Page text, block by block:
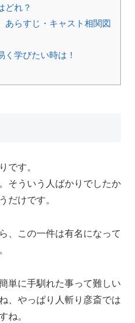
どれ？
あらすじ・キャスト相関図
く学びたい時は！
です。
そういう人ばかりでしたか
だけです。
、この一件は有名になって
単に手馴れた事って難しい
、やっぱり人斬り彦斎では
ね。